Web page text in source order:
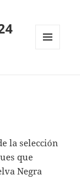
la selección
que
Negra